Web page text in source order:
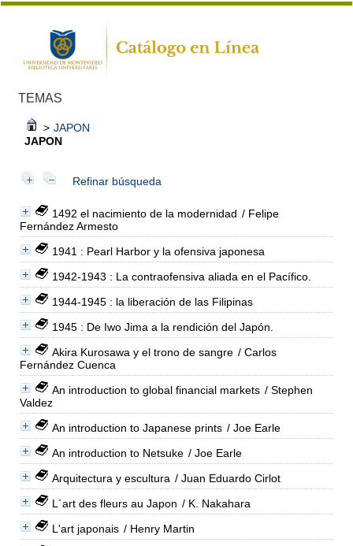
TEMAS
> JAPON
JAPON
Refinar búsqueda
1492 el nacimiento de la modernidad / Felipe
Fernández Armesto
1941 : Pearl Harbor y la ofensiva japonesa
1942-1943 : La contraofensiva aliada en el Pacífico.
1944-1945 : la liberación de las Filipinas
1945 : De Iwo Jima a la rendición del Japón.
Akira Kurosawa y el trono de sangre / Carlos
Fernández Cuenca
An introduction to global financial markets / Stephen
Valdez
An introduction to Japanese prints / Joe Earle
An introduction to Netsuke / Joe Earle
Arquitectura y escultura / Juan Eduardo Cirlot
L´art des fleurs au Japon / K. Nakahara
L'art japonais / Henry Martin